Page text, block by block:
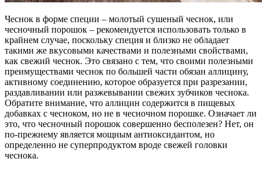
Чеснок в форме специи – молотый сушеный чеснок, или
чесночный порошок – рекомендуется использовать только в
крайнем случае, поскольку специя и близко не обладает
такими же вкусовыми качествами и полезными свойствами,
как свежий чеснок. Это связано с тем, что своими полезными
преимуществами чеснок по большей части обязан аллицину,
активному соединению, которое образуется при разрезании,
раздавливании или разжевывании свежих зубчиков чеснока.
Обратите внимание, что аллицин содержится в пищевых
добавках с чесноком, но не в чесночном порошке. Означает ли
это, что чесночный порошок совершенно бесполезен? Нет, он
по-прежнему является мощным антиоксидантом, но
определенно не суперпродуктом вроде свежей головки
чеснока.